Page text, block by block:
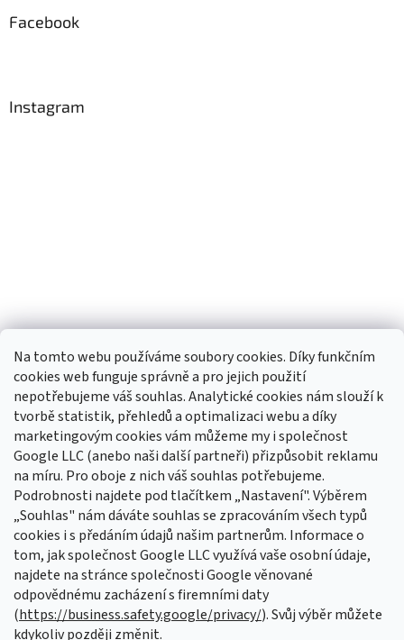
Na tomto webu používáme soubory cookies. Díky funkčním
cookies web funguje správně a pro jejich použití
nepotřebujeme váš souhlas. Analytické cookies nám slouží k
tvorbě statistik, přehledů a optimalizaci webu a díky
marketingovým cookies vám můžeme my i společnost
Google LLC (anebo naši další partneři) přizpůsobit reklamu
na míru. Pro oboje z nich váš souhlas potřebujeme.
Podrobnosti najdete pod tlačítkem „Nastavení". Výběrem
„Souhlas" nám dáváte souhlas se zpracováním všech typů
cookies i s předáním údajů našim partnerům. Informace o
tom, jak společnost Google LLC využívá vaše osobní údaje,
najdete na stránce společnosti Google věnované
odpovědnému zacházení s firemními daty
(https://business.safety.google/privacy/). Svůj výběr můžete
kdykoliv později změnit.
Facebook
Instagram
Sledovat na Instagramu
Odebírat newsletter
Vložte svůj e-mail a my vám budeme zasílat informace o nových
produktech na našem e-shopu.
E-mail
Vložením e-mailu souhlasíte s podmínkami ochrany osobních údajů